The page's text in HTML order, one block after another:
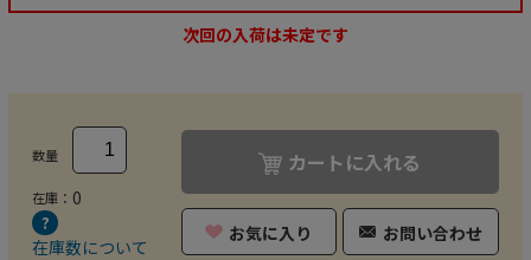
次回の入荷は未定です
数量
在庫： 0
在庫数について
カートに入れる
お気に入り お問い合わせ